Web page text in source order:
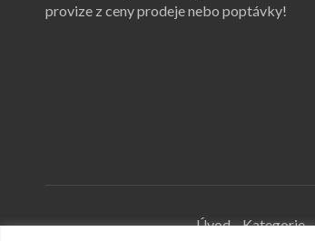
provize z ceny prodeje nebo poptávky!
Úvod Kategorie